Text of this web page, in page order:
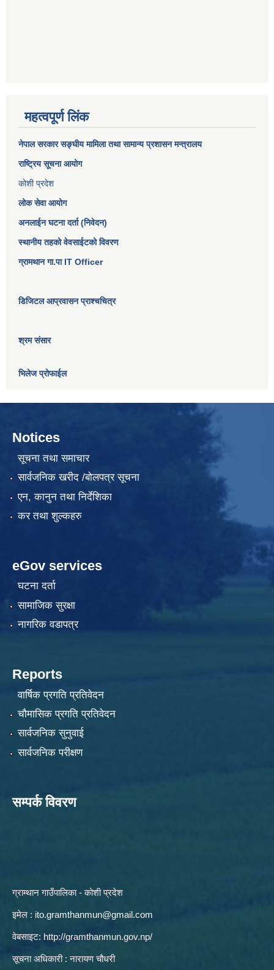
महत्वपूर्ण लिंक
नेपाल सरकारसङ्घीय मामिला तथा सामान्य प्रशासन मन्त्रालय
राष्ट्रिय सूचना आयोग
कोशी प्रदेश
लोक सेवा आयोग
अनलाईन घटना दर्ता (निवेदन)
स्थानीय तहको वेवसाईटको विवरण
ग्रामथान गा.पा IT Officer
डिजिटल आप्रवासन प्राश्चचित्र
श्रम संसार
भिलेज प्रोफाईल
Notices
सूचना तथा समाचार
सार्वजनिक खरीद /बोलपत्र सूचना
एन, कानुन तथा निर्देशिका
कर तथा शुल्कहरु
eGov services
घटना दर्ता
सामाजिक सुरक्षा
नागरिक वडापत्र
Reports
वार्षिक प्रगति प्रतिवेदन
चौमासिक प्रगति प्रतिवेदन
सार्वजनिक सुनुवाई
सार्वजनिक परीक्षण
सम्पर्क विवरण
ग्राम्थान गाउँपालिका - कोशी प्रदेश
इमेल : ito.gramthanmun@gmail.com
वेबसाइट: http://gramthanmun.gov.np/
सूचना अधिकारी : नारायण चौधरी